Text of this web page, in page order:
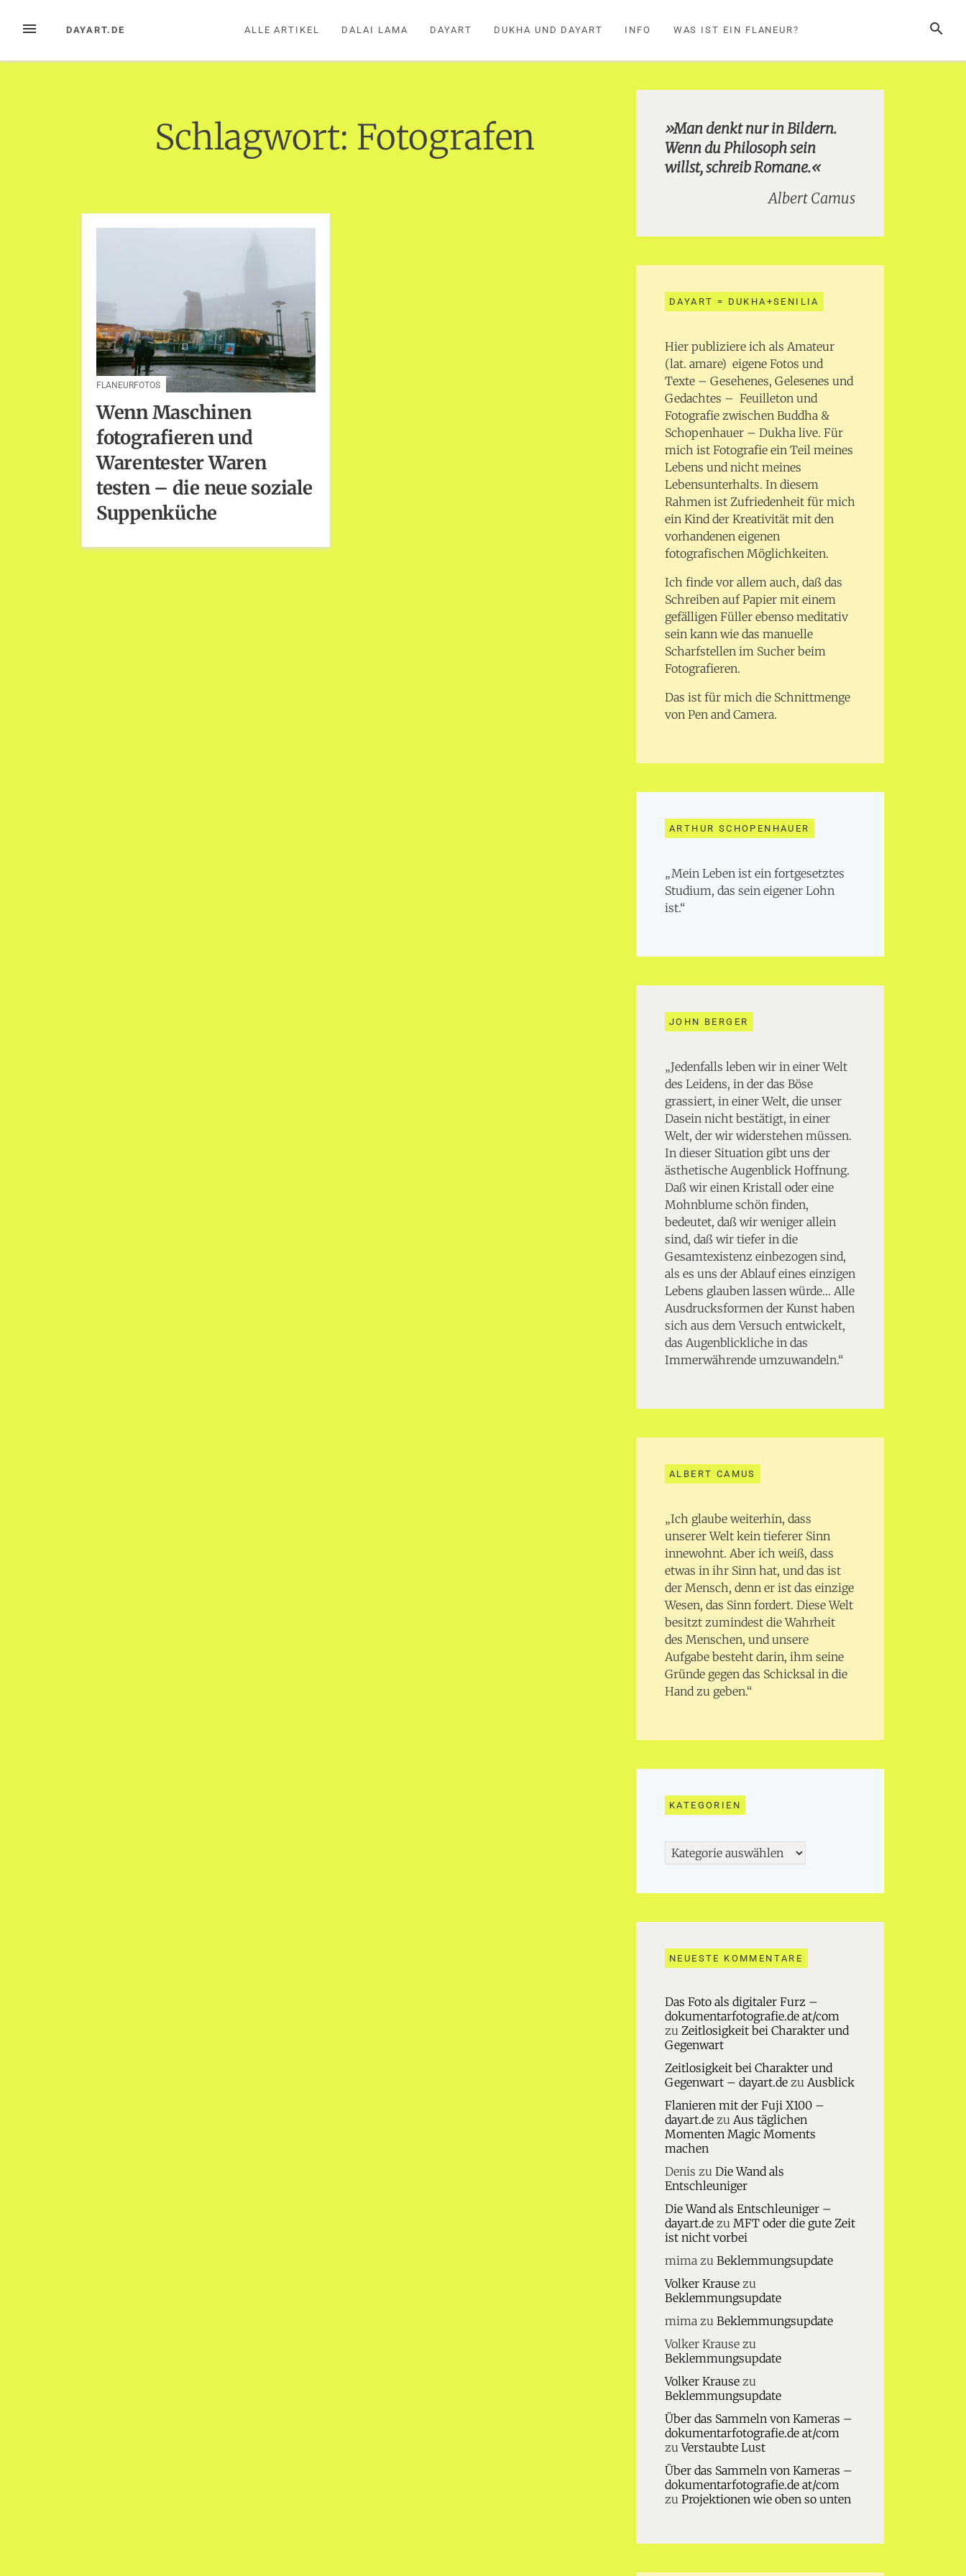
InhaltMENÜ SUCHE
DAYART.DE ALLE ARTIKEL DALAI LAMA DAYART DUKHA UND DAYART INFO WAS IST EIN FLANEUR?
Schlagwort: Fotografen
FLANEURFOTOS
Wenn Maschinen
fotografieren und
Warentester Waren
testen – die neue soziale
Suppenküche
»Man denkt nur in Bildern.
Wenn du Philosoph sein
willst, schreib Romane.«
Albert Camus
DAYART = DUKHA+SENILIA
Hier publiziere ich als Amateur
(lat. amare) eigene Fotos und
Texte – Gesehenes, Gelesenes und
Gedachtes – Feuilleton und
Fotografie zwischen Buddha &
Schopenhauer – Dukha live. Für
mich ist Fotografie ein Teil meines
Lebens und nicht meines
Lebensunterhalts. In diesem
Rahmen ist Zufriedenheit für mich
ein Kind der Kreativität mit den
vorhandenen eigenen
fotografischen Möglichkeiten.
Ich finde vor allem auch, daß das
Schreiben auf Papier mit einem
gefälligen Füller ebenso meditativ
sein kann wie das manuelle
Scharfstellen im Sucher beim
Fotografieren.
Das ist für mich die Schnittmenge
von Pen and Camera.
ARTHUR SCHOPENHAUER
„Mein Leben ist ein fortgesetztes
Studium, das sein eigener Lohn
ist.“
JOHN BERGER
„Jedenfalls leben wir in einer Welt
des Leidens, in der das Böse
grassiert, in einer Welt, die unser
Dasein nicht bestätigt, in einer
Welt, der wir widerstehen müssen.
In dieser Situation gibt uns der
ästhetische Augenblick Hoffnung.
Daß wir einen Kristall oder eine
Mohnblume schön finden,
bedeutet, daß wir weniger allein
sind, daß wir tiefer in die
Gesamtexistenz einbezogen sind,
als es uns der Ablauf eines einzigen
Lebens glauben lassen würde… Alle
Ausdrucksformen der Kunst haben
sich aus dem Versuch entwickelt,
das Augenblickliche in das
Immerwährende umzuwandeln.“
ALBERT CAMUS
„Ich glaube weiterhin, dass
unserer Welt kein tieferer Sinn
innewohnt. Aber ich weiß, dass
etwas in ihr Sinn hat, und das ist
der Mensch, denn er ist das einzige
Wesen, das Sinn fordert. Diese Welt
besitzt zumindest die Wahrheit
des Menschen, und unsere
Aufgabe besteht darin, ihm seine
Gründe gegen das Schicksal in die
Hand zu geben.“
KATEGORIEN
Kategorien
NEUESTE KOMMENTARE
Das Foto als digitaler Furz –
dokumentarfotografie.de at/com
zu Zeitlosigkeit bei Charakter und
Gegenwart
Zeitlosigkeit bei Charakter und
Gegenwart – dayart.dezu Ausblick
Flanieren mit der Fuji X100 –
dayart.dezu Aus täglichen
Momenten Magic Moments
machen
Denis zu Die Wand als
Entschleuniger
Die Wand als Entschleuniger –
dayart.dezu MFT oder die gute Zeit
ist nicht vorbei
mimazu Beklemmungsupdate
Volker Krausezu
Beklemmungsupdate
mimazu Beklemmungsupdate
Volker Krausezu
Beklemmungsupdate
Volker Krausezu
Beklemmungsupdate
Über das Sammeln von Kameras –
dokumentarfotografie.de at/com
zuVerstaubte Lust
Über das Sammeln von Kameras –
dokumentarfotografie.de at/com
zu Projektionen wie oben so unten